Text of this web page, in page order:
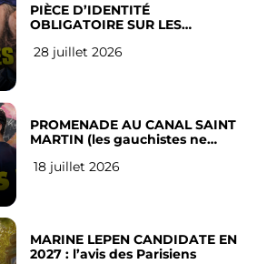
PIÈCE D’IDENTITÉ
OBLIGATOIRE SUR LES
Français
28 juillet 2026
PROMENADE AU CANAL SAINT
MARTIN (les gauchistes ne
18 juillet 2026
MARINE LEPEN CANDIDATE EN
2027 : l’avis des Parisiens